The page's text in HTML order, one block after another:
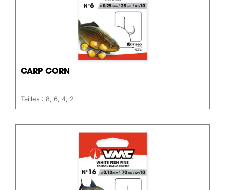
CARP CORN
Tailles : 8, 6, 4, 2